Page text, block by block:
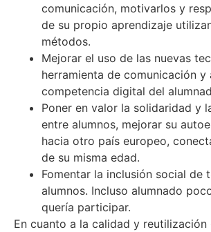
comunicación, motivarlos y
de su propio aprendizaje
métodos.
Mejorar el uso de las nuevas
herramienta de comunicación y
competencia digital del
Poner en valor la solidaridad y
entre alumnos, mejorar su
hacia otro país europeo,
de su misma edad.
Fomentar la inclusión social de
alumnos. Incluso alumnado
quería participar.
En cuanto a la calidad y reutilización